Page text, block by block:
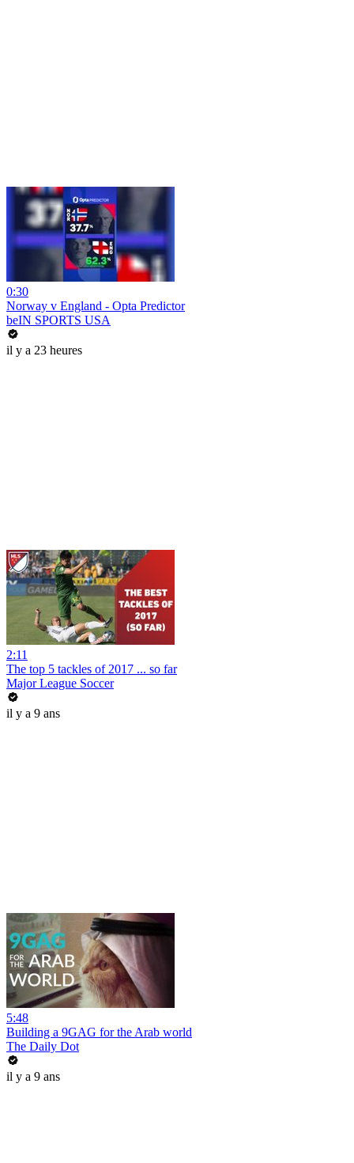
0:30
Norway v England - Opta Predictor
beIN SPORTS USA
il y a 23 heures
2:11
The top 5 tackles of 2017 ... so far
Major League Soccer
il y a 9 ans
5:48
Building a 9GAG for the Arab world
The Daily Dot
il y a 9 ans